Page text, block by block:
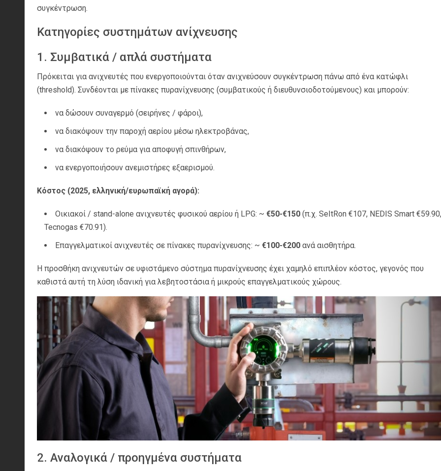
συγκέντρωση.
Κατηγορίες συστημάτων ανίχνευσης
1. Συμβατικά / απλά συστήματα
Πρόκειται για ανιχνευτές που ενεργοποιούνται όταν ανιχνεύσουν συγκέντρωση πάνω από ένα κατώφλι
(threshold). Συνδέονται με πίνακες πυρανίχνευσης (συμβατικούς ή διευθυνσιοδοτούμενους) και μπορούν:
να δώσουν συναγερμό (σειρήνες / φάροι),
να διακόψουν την παροχή αερίου μέσω ηλεκτροβάνας,
να διακόψουν το ρεύμα για αποφυγή σπινθήρων,
να ενεργοποιήσουν ανεμιστήρες εξαερισμού.
Κόστος (2025, ελληνική/ευρωπαϊκή αγορά):
Οικιακοί / stand-alone ανιχνευτές φυσικού αερίου ή LPG: ~ €50-€150 (π.χ. SeItRon €107, NEDIS Smart €59.90,
Tecnogas €70.91).
Επαγγελματικοί ανιχνευτές σε πίνακες πυρανίχνευσης: ~ €100-€200 ανά αισθητήρα.
Η προσθήκη ανιχνευτών σε υφιστάμενο σύστημα πυρανίχνευσης έχει χαμηλό επιπλέον κόστος, γεγονός που
καθιστά αυτή τη λύση ιδανική για λεβητοστάσια ή μικρούς επαγγελματικούς χώρους.
2. Αναλογικά / προηγμένα συστήματα